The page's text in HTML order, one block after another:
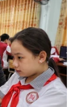
đang lên kế
đầu năm
không tuyển
và chỉ thuê
trong cả năm